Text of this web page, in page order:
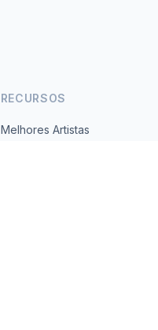
RECURSOS
Melhores Artistas